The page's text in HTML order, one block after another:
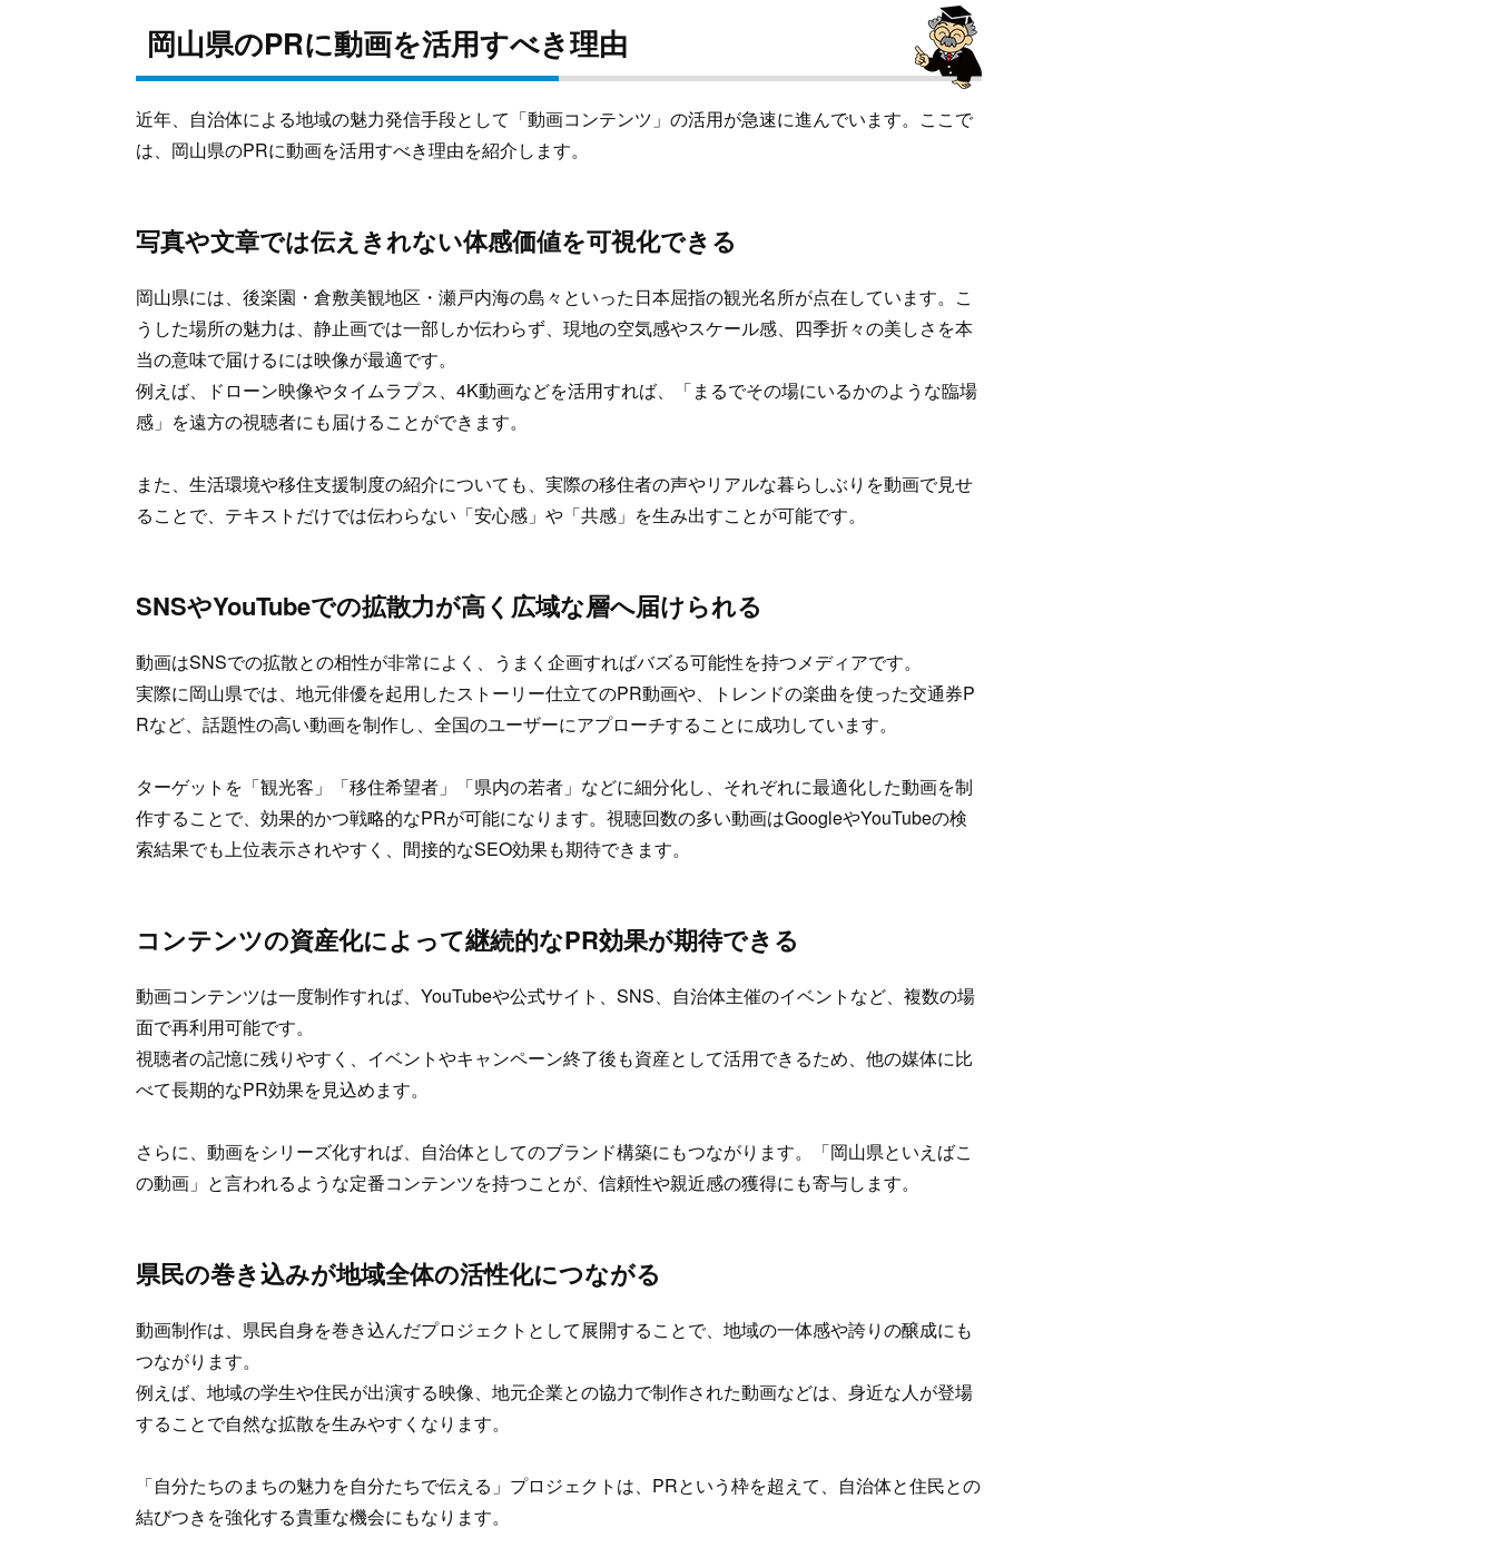
岡山県のPRに動画を活用すべき理由
近年、自治体による地域の魅力発信手段として「動画コンテンツ」の活用が急速に進んでいます。ここで
は、岡山県のPRに動画を活用すべき理由を紹介します。
写真や文章では伝えきれない体感価値を可視化できる
岡山県には、後楽園・倉敷美観地区・瀬戸内海の島々といった日本屈指の観光名所が点在しています。こ
うした場所の魅力は、静止画では一部しか伝わらず、現地の空気感やスケール感、四季折々の美しさを本
当の意味で届けるには映像が最適です。
例えば、ドローン映像やタイムラプス、4K動画などを活用すれば、「まるでその場にいるかのような臨場
感」を遠方の視聴者にも届けることができます。
また、生活環境や移住支援制度の紹介についても、実際の移住者の声やリアルな暮らしぶりを動画で見せ
ることで、テキストだけでは伝わらない「安心感」や「共感」を生み出すことが可能です。
SNSやYouTubeでの拡散力が高く広域な層へ届けられる
動画はSNSでの拡散との相性が非常によく、うまく企画すればバズる可能性を持つメディアです。
実際に岡山県では、地元俳優を起用したストーリー仕立てのPR動画や、トレンドの楽曲を使った交通券P
Rなど、話題性の高い動画を制作し、全国のユーザーにアプローチすることに成功しています。
ターゲットを「観光客」「移住希望者」「県内の若者」などに細分化し、それぞれに最適化した動画を制
作することで、効果的かつ戦略的なPRが可能になります。視聴回数の多い動画はGoogleやYouTubeの検
索結果でも上位表示されやすく、間接的なSEO効果も期待できます。
コンテンツの資産化によって継続的なPR効果が期待できる
動画コンテンツは一度制作すれば、YouTubeや公式サイト、SNS、自治体主催のイベントなど、複数の場
面で再利用可能です。
視聴者の記憶に残りやすく、イベントやキャンペーン終了後も資産として活用できるため、他の媒体に比
べて長期的なPR効果を見込めます。
さらに、動画をシリーズ化すれば、自治体としてのブランド構築にもつながります。「岡山県といえばこ
の動画」と言われるような定番コンテンツを持つことが、信頼性や親近感の獲得にも寄与します。
県民の巻き込みが地域全体の活性化につながる
動画制作は、県民自身を巻き込んだプロジェクトとして展開することで、地域の一体感や誇りの醸成にも
つながります。
例えば、地域の学生や住民が出演する映像、地元企業との協力で制作された動画などは、身近な人が登場
することで自然な拡散を生みやすくなります。
「自分たちのまちの魅力を自分たちで伝える」プロジェクトは、PRという枠を超えて、自治体と住民との
結びつきを強化する貴重な機会にもなります。